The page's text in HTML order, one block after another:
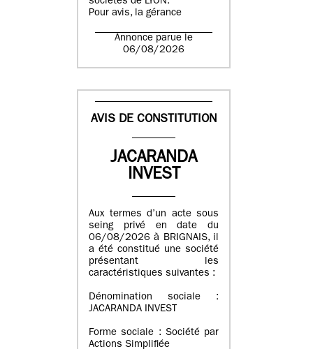
Pour avis, la gérance
Annonce parue le
06/08/2026
AVIS DE CONSTITUTION
JACARANDA
INVEST
Aux termes d’un acte sous
seing privé en date du
06/08/2026 à BRIGNAIS, il
a été constitué une société
présentant les
caractéristiques suivantes :
Dénomination sociale :
JACARANDA INVEST
Forme sociale : Société par
Actions Simplifiée